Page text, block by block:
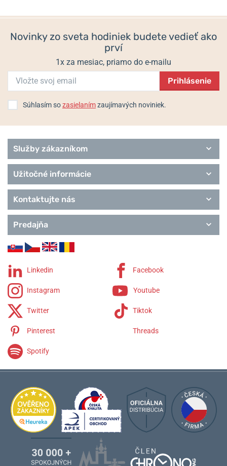
Style
Trend
Novinky zo sveta hodiniek budete vedieť ako
prví
1x za mesiac, priamo do e-mailu
Prihlásenie
Súhlasím sozasielanímzaujímavých noviniek.
Služby zákazníkom
Užitočné informácie
Kontaktujte nás
Predajňa
Linkedin Facebook
Instagram Youtube
Twitter Tiktok
Pinterest Threads
Spotify